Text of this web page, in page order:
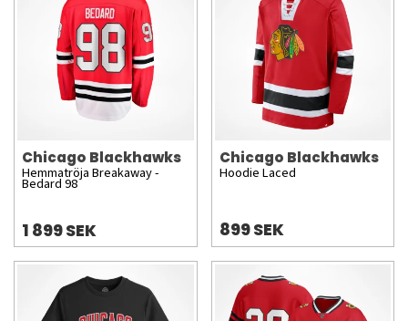
Chicago Blackhawks
Hemmatröja Breakaway -
Bedard 98
1 899 SEK
Chicago Blackhawks
Hoodie Laced
899 SEK